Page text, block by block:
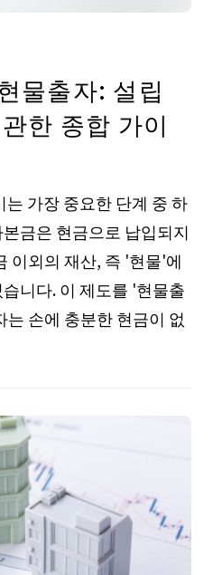
물출자: 설립
한 종합 가이
가장 중요한 단계 중 하
금은 현금으로 납입되지
이외의 재산, 즉 '현물'에
니다. 이 제도를 '현물출
손에 충분한 현금이 없